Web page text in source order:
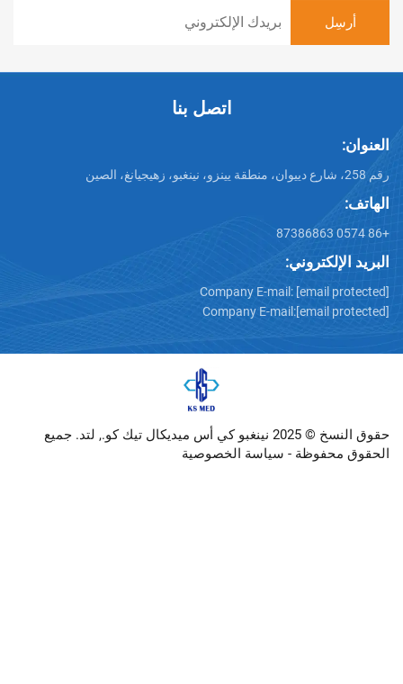
Company E-mail:
Company E-mail:
حقوق النسخ © 2025 نينغبو كي أس ميديكال تيك كو., لتد. جميع
-سياسة الخصوصية